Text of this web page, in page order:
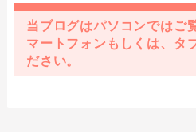
当ブログはパソコンではご
マートフォンもしくは、タ
ださい。